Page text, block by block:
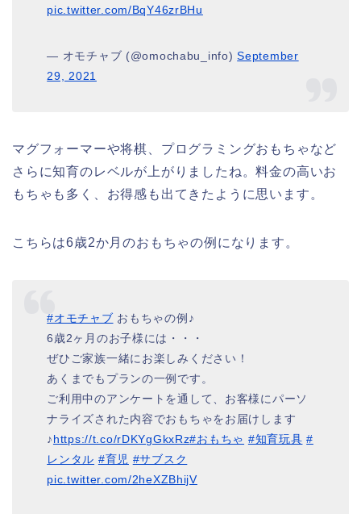
pic.twitter.com/BqY46zrBHu
— オモチャブ (@omochabu_info)September
29, 2021
マグフォーマーや将棋、プログラミングおもちゃなど
さらに知育のレベルが上がりましたね。料金の高いお
もちゃも多く、お得感も出てきたように思います。
こちらは6歳2か月のおもちゃの例になります。
#オモチャブ おもちゃの例♪
6歳2ヶ月のお子様には・・・
ぜひご家族一緒にお楽しみください！
あくまでもプランの一例です。
ご利用中のアンケートを通して、お客様にパーソ
ナライズされた内容でおもちゃをお届けします
♪https://t.co/rDKYgGkxRz#おもちゃ #知育玩具 #
レンタル #育児 #サブスク
pic.twitter.com/2heXZBhijV